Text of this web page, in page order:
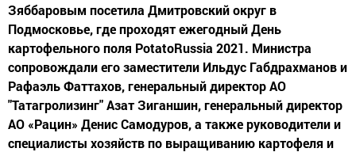
Зяббаровым посетила Дмитровский округ в
Подмосковье, где проходят ежегодный День
картофельного поля PotatoRussia 2021. Министра
сопровождали его заместители Ильдус Габдрахманов и
Рафаэль Фаттахов, генеральный директор АО
"Татагролизинг" Азат Зиганшин, генеральный директор
АО «Рацин» Денис Самодуров, а также руководители и
специалисты хозяйств по выращиванию картофеля и